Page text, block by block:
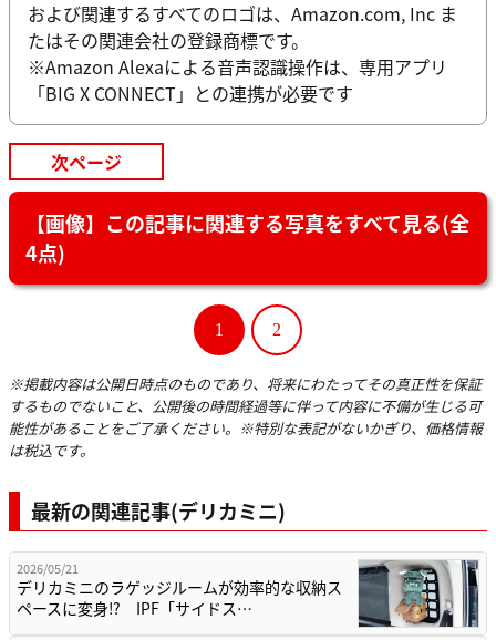
および関連するすべてのロゴは、Amazon.com, Inc ま
たはその関連会社の登録商標です。
※Amazon Alexaによる音声認識操作は、専用アプリ
「BIG X CONNECT」との連携が必要です
次ページ
【画像】この記事に関連する写真をすべて見る(全
4点)
1 2
※掲載内容は公開日時点のものであり、将来にわたってその真正性を保証
するものでないこと、公開後の時間経過等に伴って内容に不備が生じる可
能性があることをご了承ください。※特別な表記がないかぎり、価格情報
は税込です。
最新の関連記事(デリカミニ)
2026/05/21
デリカミニのラゲッジルームが効率的な収納ス
ペースに変身⁉︎ IPF「サイドス…